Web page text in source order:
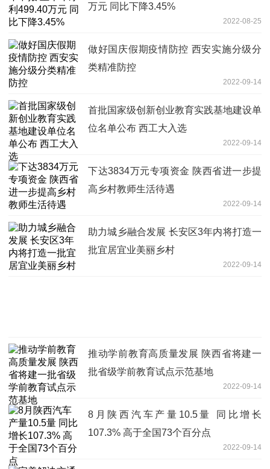
万元 同比下降3.45%
2022-08-25
做好国庆假期疫情防控 西安实施分级分
类精准防控
2022-09-14
首批国家级创新创业教育实践基地建设单
位名单公布 西工大入选
2022-09-14
下达3834万元专项资金 陕西省进一步提
高乡村教师生活待遇
2022-09-14
助力城乡融合发展 长安区3年内将打造一
批宜居宜业美丽乡村
2022-09-14
推动学前教育高质量发展 陕西省将建一
批省级学前教育试点示范基地
2022-09-14
8月陕西汽车产量10.5量 同比增长
107.3% 高于全国73个百分点
2022-09-14